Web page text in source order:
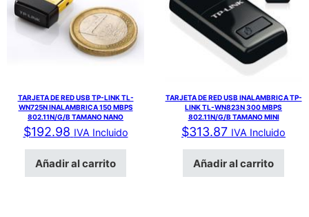
TARJETA DE RED USB TP-LINK TL-
WN725N INALAMBRICA 150 MBPS
802.11N/G/B TAMANO NANO
$192.98 IVA Incluido
Añadir al carrito
TARJETA DE RED USB INALAMBRICA TP-
LINK TL-WN823N 300 MBPS
802.11N/G/B TAMANO MINI
$313.87 IVA Incluido
Añadir al carrito